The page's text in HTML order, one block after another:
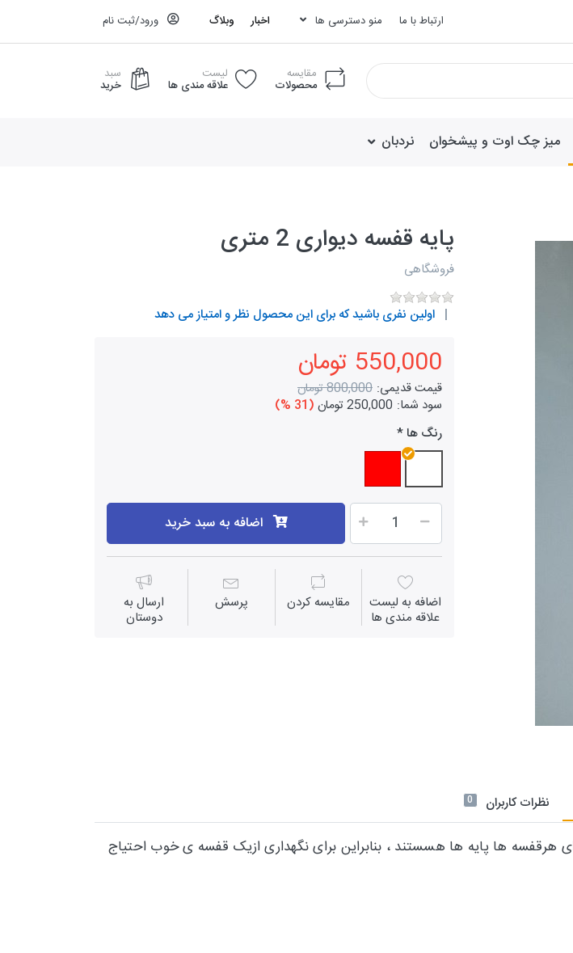
ارتباط با ما منو دسترسی ها اخبار وبلاگ ورود/ثبت نام
مقایسه
محصولات
لیست
علاقه مندی ها
سبد
خرید
میز چک اوت و پیشخوان نردبان
پایه قفسه دیواری 2 متری
فروشگاهی
اولین نفری باشید که برای این محصول نظر و امتیاز می دهد
550,000 تومان
قیمت قدیمی: 800,000 تومان
سود شما: 250,000 تومان
(31 %)
رنگ ها
اضافه به سبد خرید
اضافه به لیست
علاقه مندی ها
مقايسه كردن پرسش ارسال به
دوستان
نظرات کاربران 0
ها پایه ها هسستند ، بنابراین برای نگهداری ازیک قفسه ی خوب احتیاج